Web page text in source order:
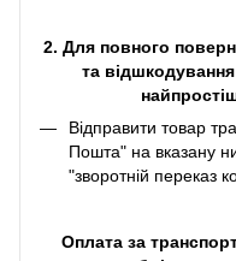
2. Для повного
та
Відправити товар
Пошта" на вказану
"зворотній переказ
Оплата за